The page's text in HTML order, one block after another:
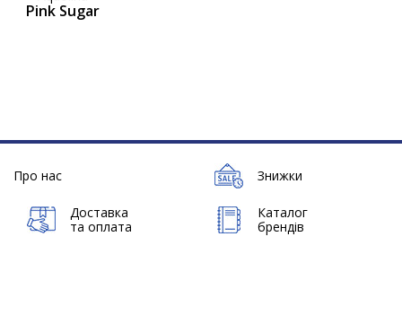
Pink Sugar
Про нас Знижки
Доставка
та оплата
Каталог
брендів